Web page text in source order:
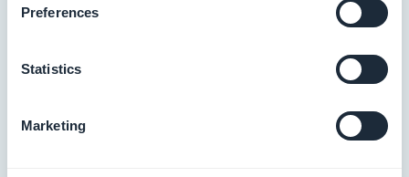
Preferences
Statistics
Marketing